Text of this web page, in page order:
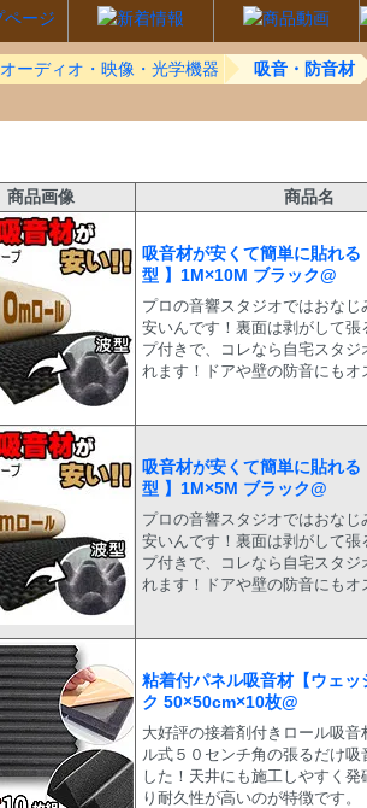
オーディオ・映像・光学機器 吸音・防音材
商品画像 商品名
吸音材が安くて簡単に貼れる
型 】1M×10M ブラック@
プロの音響スタジオではおなじ
安いんです！裏面は剥がして張
プ付きで、コレなら自宅スタジ
れます！ドアや壁の防音にもオ
吸音材が安くて簡単に貼れる
型 】1M×5M ブラック@
プロの音響スタジオではおなじ
安いんです！裏面は剥がして張
プ付きで、コレなら自宅スタジ
れます！ドアや壁の防音にもオ
粘着付パネル吸音材【ウェッ
ク 50×50cm×10枚@
大好評の接着剤付きロール吸音
ル式５０センチ角の張るだけ吸
した！天井にも施工しやすく発
り耐久性が高いのが特徴です。